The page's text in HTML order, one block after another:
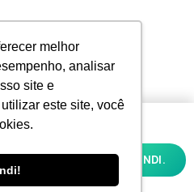
melhor
analisar
site e
este site, você
melhor
nosso site
este
cookies e
OK, ENTENDI.